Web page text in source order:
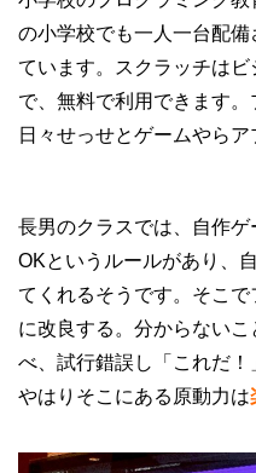
の小学校でも一人一台配
ています。スクラッチは
で、無料で利用できます
日々せっせとゲームやらア
長男のクラスでは、自作
OKというルールがあり、
てくれるそうです。そこ
に改良する。分からない
べ、試行錯誤し「これだ！
やはりそこにある原動力は